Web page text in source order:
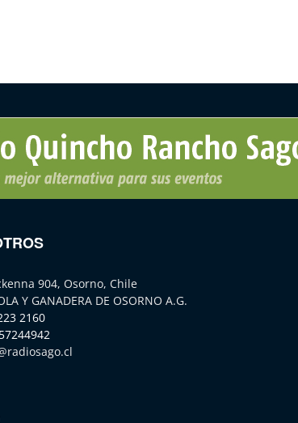
904, Osorno, Chile
Y GANADERA DE OSORNO A.G.
2160